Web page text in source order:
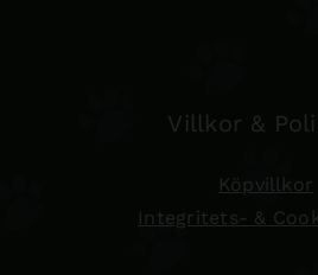
Villkor &
Köpvillkor
Integritets- &